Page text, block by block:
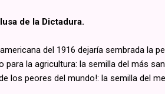
de la Dictadura.
del 1916 dejaría sembrada la
para la agricultura: la semilla del más
los peores del mundo!: la semilla del